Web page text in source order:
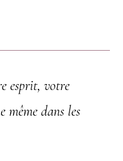
esprit, votre
même dans les